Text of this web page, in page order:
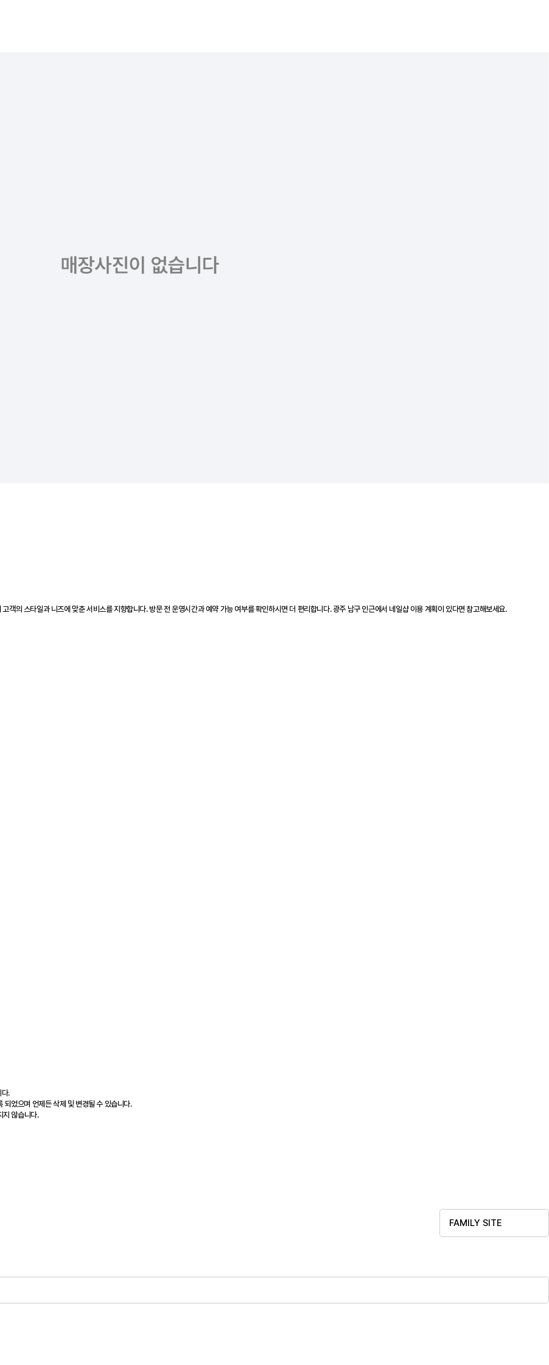
객의 스타일과 니즈에 맞춘 서비스를 지향합니다. 방문 전 운영시간과 예약 가능 여부를 확인하시면 더 편리합니다. 광주 남구 인근에서 네일샵 이용 계획이 있다면 참고해보세요.
다.
되었으며 언제든 삭제 및 변경될 수 있습니다.
지 않습니다.
FAMILY SITE